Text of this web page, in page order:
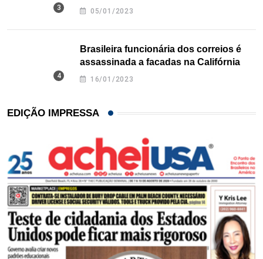
Texas
05/01/2023
Brasileira funcionária dos correios é
assassinada a facadas na Califórnia
16/01/2023
EDIÇÃO IMPRESSA